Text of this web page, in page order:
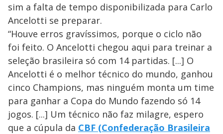
sim a falta de tempo disponibilizada para Carlo
Ancelotti se preparar.
“Houve erros gravíssimos, porque o ciclo não
foi feito. O Ancelotti chegou aqui para treinar a
seleção brasileira só com 14 partidas. [...] O
Ancelotti é o melhor técnico do mundo, ganhou
cinco Champions, mas ninguém monta um time
para ganhar a Copa do Mundo fazendo só 14
jogos. [...] Um técnico não faz milagre, espero
que a cúpula da CBF (Confederação Brasileira